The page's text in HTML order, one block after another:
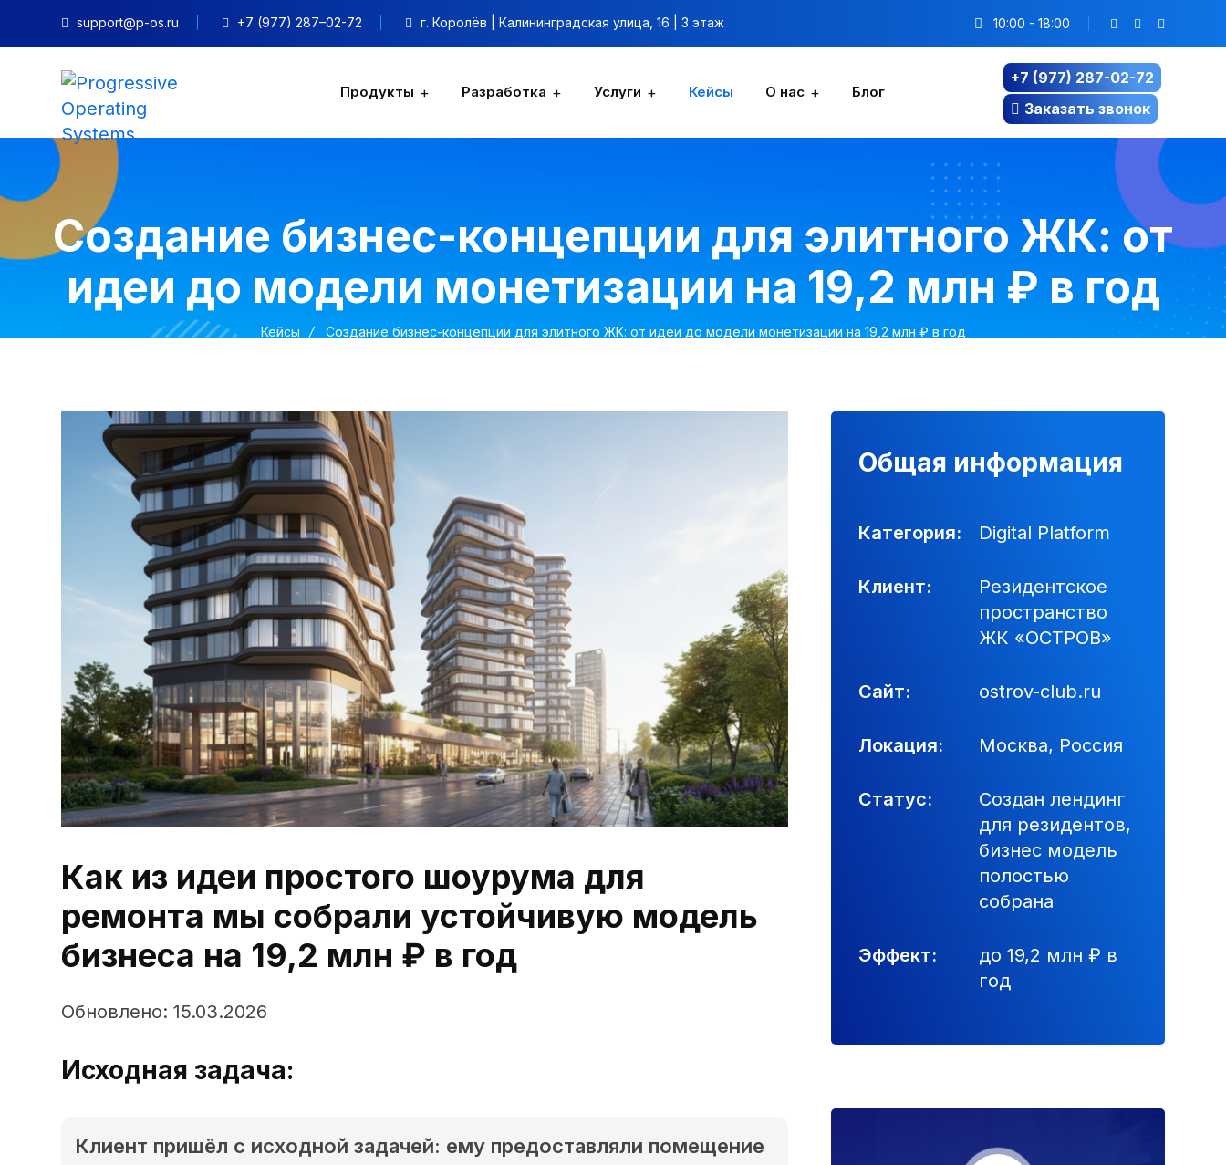
support@p-os.ru +7 (977) 287–02-72 г. Королёв | Калининградская улица, 16 | 3 этаж 10:00 - 18:00
Продукты Разработка Услуги Кейсы О нас Блог
+7 (977) 287-02-72
Заказать звонок
Создание бизнес-концепции для элитного ЖК: от
идеи до модели монетизации на 19,2 млн ₽ в год
Кейсы Создание бизнес-концепции для элитного ЖК: от идеи до модели монетизации на 19,2 млн ₽ в год
Как из идеи простого шоурума для
ремонта мы собрали устойчивую модель
бизнеса на 19,2 млн ₽ в год
Обновлено: 15.03.2026
Исходная задача:
Клиент пришёл с исходной задачей: ему предоставляли помещение
Общая информация
Категория: Digital Platform
Клиент:
Резидентское
пространство
ЖК «ОСТРОВ»
Сайт: ostrov-club.ru
Локация: Москва, Россия
Статус:
Создан лендинг
для резидентов,
бизнес модель
полостью
собрана
Эффект:
до 19,2 млн ₽ в
год